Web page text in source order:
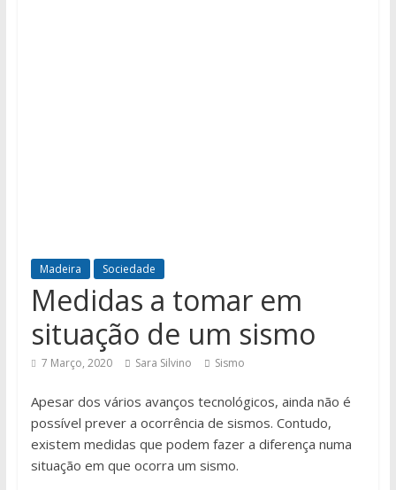
Madeira Sociedade
Medidas a tomar em
situação de um sismo
7 Março, 2020 Sara Silvino Sismo
Apesar dos vários avanços tecnológicos, ainda não é
possível prever a ocorrência de sismos. Contudo,
existem medidas que podem fazer a diferença numa
situação em que ocorra um sismo.